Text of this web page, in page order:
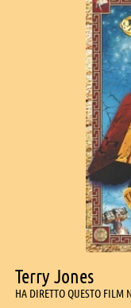
Terry Jones
HA DIRETTO QUESTO FILM